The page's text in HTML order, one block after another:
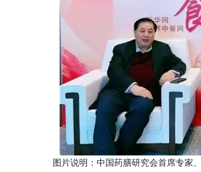
图片说明：中国药膳研究会首席专家